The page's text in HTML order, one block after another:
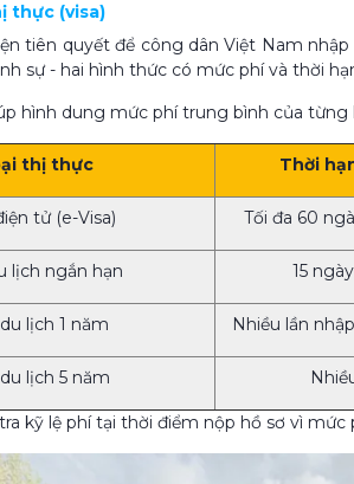
thực (visa)
tiên quyết để công dân Việt Nam
sự - hai hình thức có mức phí và thời
hình dung mức phí trung bình của từng
thị thực Thời
tử (e-Visa) Tối đa 60
lịch ngắn hạn 15
lịch 1 năm Nhiều lần
lịch 5 năm
kỹ lệ phí tại thời điểm nộp hồ sơ vì